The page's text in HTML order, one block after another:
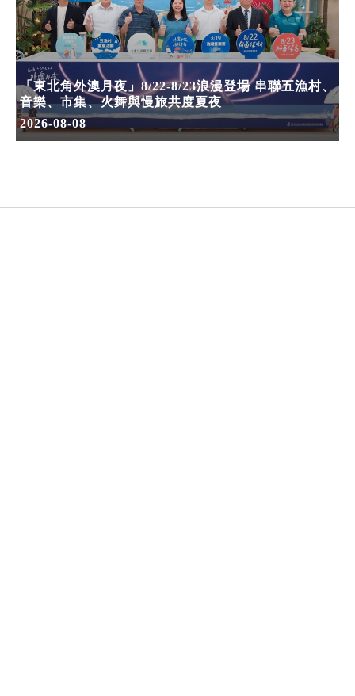
「東北角外澳月夜」8/22-8/23浪漫登場 串聯五漁村、
音樂、市集、火舞與慢旅共度夏夜
2026-08-08